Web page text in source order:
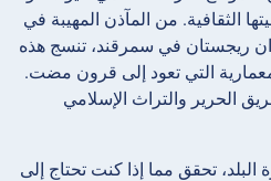
الثقافية. من المآذن المهيبة في
ريجستان في سمرقند، تنسج هذه
التي تعود إلى قرون مضت.
الحرير والتراث الإسلامي
تحقق مما إذا كنت تحتاج إلى